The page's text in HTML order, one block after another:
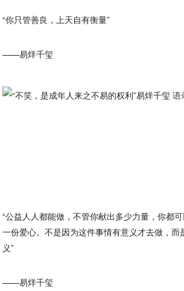
“你只管善良，上天自有衡量”
——易烊千玺
“公益人人都能做，不管你献出多少力量，你都
一份爱心。不是因为这件事情有意义才去做，而
义”
——易烊千玺